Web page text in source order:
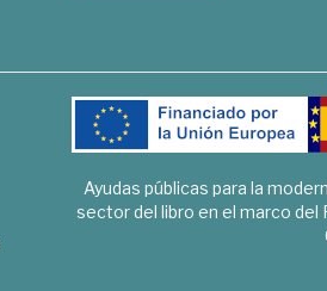
Ayudas públicas para la
sector del libro en el marco del